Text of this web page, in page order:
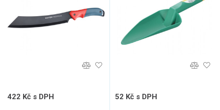
422 Kč s DPH 52 Kč s DPH